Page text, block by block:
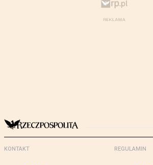
KONTAKT REGULAMIN